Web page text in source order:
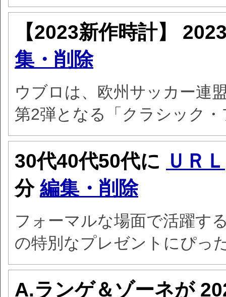
【2023新作時計】
集・削除
ウブロは、欧州サッカー連
第2弾となる「クラシック
30代40代50代に ＵＲＬ
分 編集・削除
フォーマルな場面で活躍す
の特別なプレゼントにぴっ
A.ランゲ＆ゾーネが